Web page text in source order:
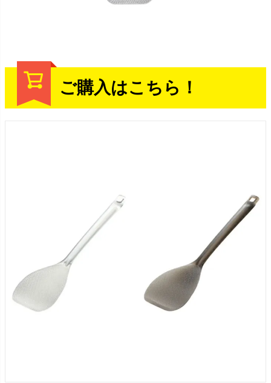
ご購入はこちら！